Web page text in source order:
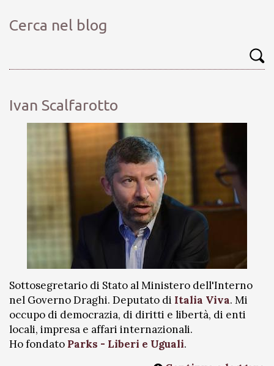
Cerca nel blog
Ivan Scalfarotto
Sottosegretario di Stato al Ministero dell'Interno
nel Governo Draghi. Deputato di Italia Viva. Mi
occupo di democrazia, di diritti e libertà, di enti
locali, impresa e affari internazionali.
Ho fondato Parks - Liberi e Uguali.